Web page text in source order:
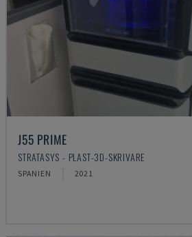
J55 PRIME
STRATASYS - PLAST-3D-SKRIVARE
SPANIEN 2021